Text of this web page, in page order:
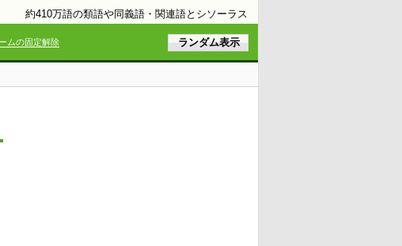
約410万語の類語や同義語・関連語とシソーラス
ムの固定解除